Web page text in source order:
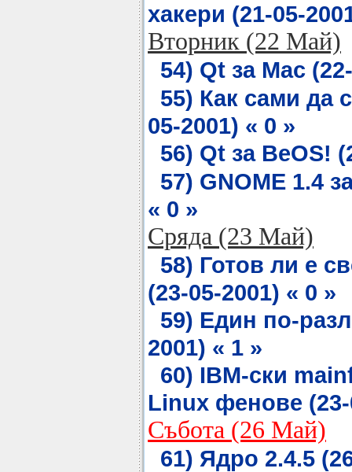
хакери (21-05-
Вторник (22 Май)
54) Qt за Mac
55) Как сами да
05-2001) « 0 »
56) Qt за BeOS!
57) GNOME 1.4
« 0 »
Сряда (23 Май)
58) Готов ли е
(23-05-2001) « 0 »
59) Един по-
2001) « 1 »
60) IBM-ски
Linux фенове (23-
Събота (26 Май)
61) Ядро 2.4.5